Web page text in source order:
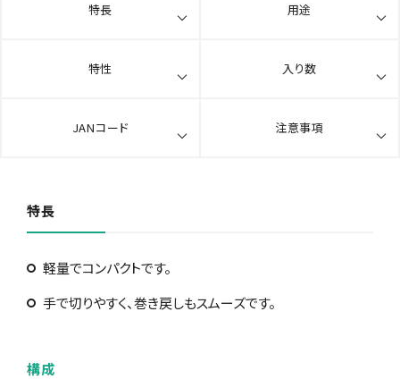
特長 用途
特性 入り数
JANコード 注意事項
特長
軽量でコンパクトです。
手で切りやすく、巻き戻しもスムーズです。
構成